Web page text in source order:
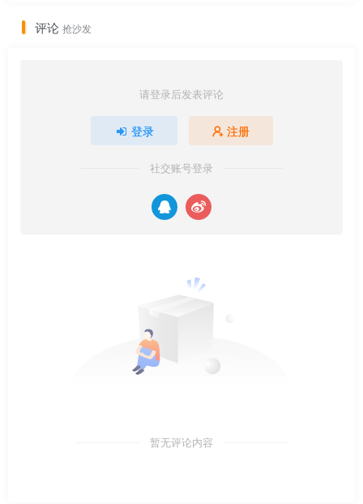
评论 抢沙发
请登录后发表评论
登录 注册
社交账号登录
暂无评论内容